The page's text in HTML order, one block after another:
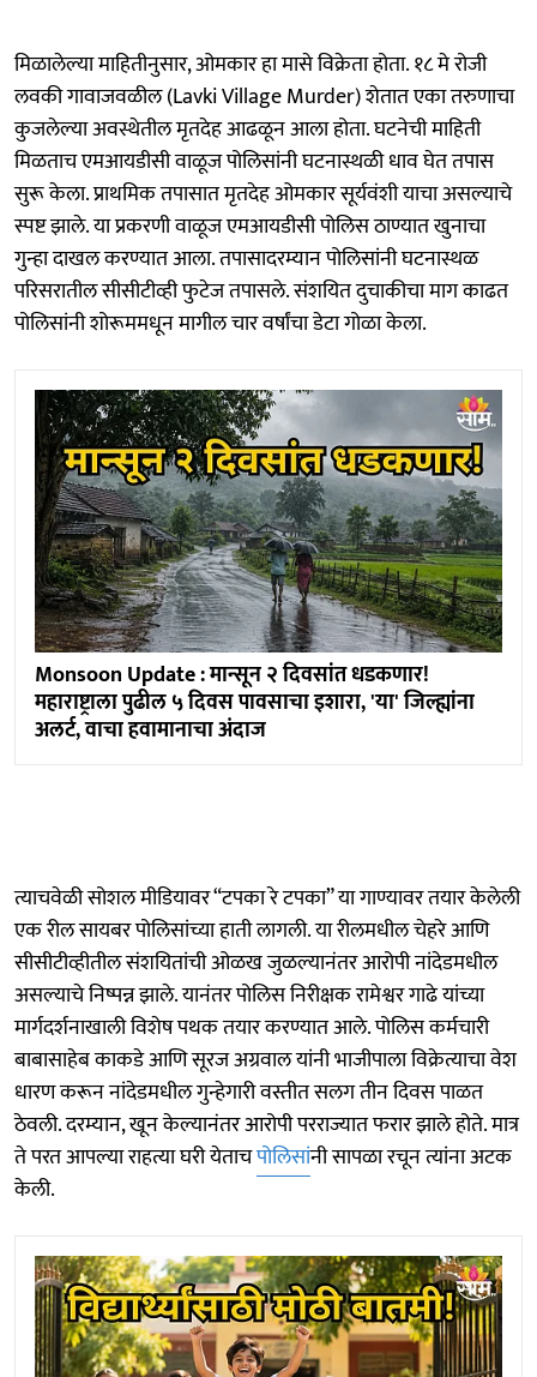
मिळालेल्या माहितीनुसार, ओमकार हा मासे विक्रेता होता. १८ मे रोजी
लवकी गावाजवळील (Lavki Village Murder) शेतात एका तरुणाचा
कुजलेल्या अवस्थेतील मृतदेह आढळून आला होता. घटनेची माहिती
मिळताच एमआयडीसी वाळूज पोलिसांनी घटनास्थळी धाव घेत तपास
सुरू केला. प्राथमिक तपासात मृतदेह ओमकार सूर्यवंशी याचा असल्याचे
स्पष्ट झाले. या प्रकरणी वाळूज एमआयडीसी पोलिस ठाण्यात खुनाचा
गुन्हा दाखल करण्यात आला. तपासादरम्यान पोलिसांनी घटनास्थळ
परिसरातील सीसीटीव्ही फुटेज तपासले. संशयित दुचाकीचा माग काढत
पोलिसांनी शोरूममधून मागील चार वर्षांचा डेटा गोळा केला.
Monsoon Update : मान्सून २ दिवसांत धडकणार!
महाराष्ट्राला पुढील ५ दिवस पावसाचा इशारा, 'या' जिल्ह्यांना
अलर्ट, वाचा हवामानाचा अंदाज
त्याचवेळी सोशल मीडियावर “टपका रे टपका” या गाण्यावर तयार केलेली
एक रील सायबर पोलिसांच्या हाती लागली. या रीलमधील चेहरे आणि
सीसीटीव्हीतील संशयितांची ओळख जुळल्यानंतर आरोपी नांदेडमधील
असल्याचे निष्पन्न झाले. यानंतर पोलिस निरीक्षक रामेश्वर गाढे यांच्या
मार्गदर्शनाखाली विशेष पथक तयार करण्यात आले. पोलिस कर्मचारी
बाबासाहेब काकडे आणि सूरज अग्रवाल यांनी भाजीपाला विक्रेत्याचा वेश
धारण करून नांदेडमधील गुन्हेगारी वस्तीत सलग तीन दिवस पाळत
ठेवली. दरम्यान, खून केल्यानंतर आरोपी परराज्यात फरार झाले होते. मात्र
ते परत आपल्या राहत्या घरी येताचपोलिसांनी सापळा रचून त्यांना अटक
केली.